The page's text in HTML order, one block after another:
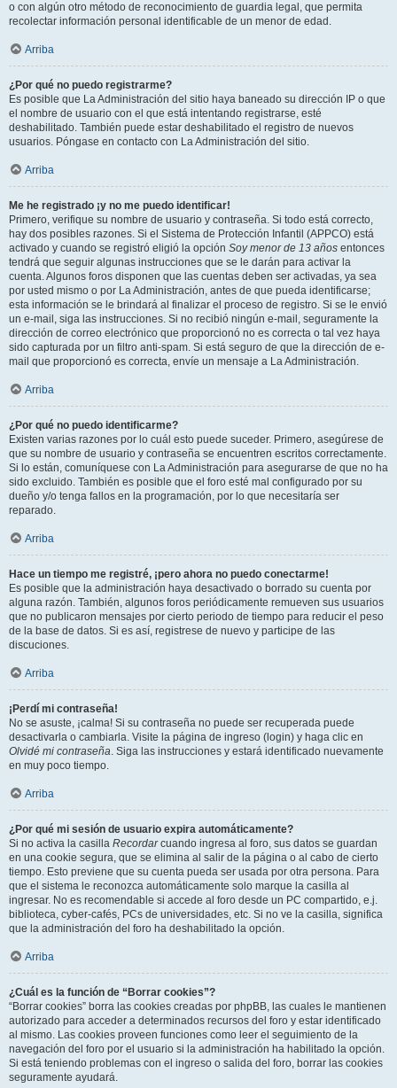
o con algún otro método de reconocimiento de guardia legal, que permita
recolectar información personal identificable de un menor de edad.
Arriba
¿Por qué no puedo registrarme?
Es posible que La Administración del sitio haya baneado su dirección IP o que
el nombre de usuario con el que está intentando registrarse, esté
deshabilitado. También puede estar deshabilitado el registro de nuevos
usuarios. Póngase en contacto con La Administración del sitio.
Arriba
Me he registrado ¡y no me puedo identificar!
Primero, verifique su nombre de usuario y contraseña. Si todo está correcto,
hay dos posibles razones. Si el Sistema de Protección Infantil (APPCO) está
activado y cuando se registró eligió la opción Soy menor de 13 años entonces
tendrá que seguir algunas instrucciones que se le darán para activar la
cuenta. Algunos foros disponen que las cuentas deben ser activadas, ya sea
por usted mismo o por La Administración, antes de que pueda identificarse;
esta información se le brindará al finalizar el proceso de registro. Si se le envió
un e-mail, siga las instrucciones. Si no recibió ningún e-mail, seguramente la
dirección de correo electrónico que proporcionó no es correcta o tal vez haya
sido capturada por un filtro anti-spam. Si está seguro de que la dirección de e-
mail que proporcionó es correcta, envíe un mensaje a La Administración.
Arriba
¿Por qué no puedo identificarme?
Existen varias razones por lo cuál esto puede suceder. Primero, asegúrese de
que su nombre de usuario y contraseña se encuentren escritos correctamente.
Si lo están, comuníquese con La Administración para asegurarse de que no ha
sido excluido. También es posible que el foro esté mal configurado por su
dueño y/o tenga fallos en la programación, por lo que necesitaría ser
reparado.
Arriba
Hace un tiempo me registré, ¡pero ahora no puedo conectarme!
Es posible que la administración haya desactivado o borrado su cuenta por
alguna razón. También, algunos foros periódicamente remueven sus usuarios
que no publicaron mensajes por cierto periodo de tiempo para reducir el peso
de la base de datos. Si es así, registrese de nuevo y participe de las
discuciones.
Arriba
¡Perdí mi contraseña!
No se asuste, ¡calma! Si su contraseña no puede ser recuperada puede
desactivarla o cambiarla. Visite la página de ingreso (login) y haga clic en
Olvidé mi contraseña. Siga las instrucciones y estará identificado nuevamente
en muy poco tiempo.
Arriba
¿Por qué mi sesión de usuario expira automáticamente?
Si no activa la casilla Recordarcuando ingresa al foro, sus datos se guardan
en una cookie segura, que se elimina al salir de la página o al cabo de cierto
tiempo. Esto previene que su cuenta pueda ser usada por otra persona. Para
que el sistema le reconozca automáticamente solo marque la casilla al
ingresar. No es recomendable si accede al foro desde un PC compartido, e.j.
biblioteca, cyber-cafés, PCs de universidades, etc. Si no ve la casilla, significa
que la administración del foro ha deshabilitado la opción.
Arriba
¿Cuál es la función de “Borrar cookies”?
“Borrar cookies” borra las cookies creadas por phpBB, las cuales le mantienen
autorizado para acceder a determinados recursos del foro y estar identificado
al mismo. Las cookies proveen funciones como leer el seguimiento de la
navegación del foro por el usuario si la administración ha habilitado la opción.
Si está teniendo problemas con el ingreso o salida del foro, borrar las cookies
seguramente ayudará.